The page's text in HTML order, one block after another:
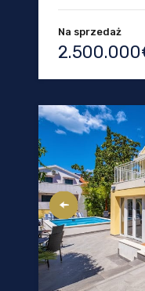
Na sprzedaż